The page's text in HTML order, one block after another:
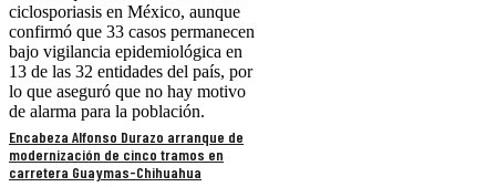
ciclosporiasis en México, aunque
confirmó que 33 casos permanecen
bajo vigilancia epidemiológica en
13 de las 32 entidades del país, por
lo que aseguró que no hay motivo
de alarma para la población.
Encabeza Alfonso Durazo arranque de
modernización de cinco tramos en
carretera Guaymas-Chihuahua